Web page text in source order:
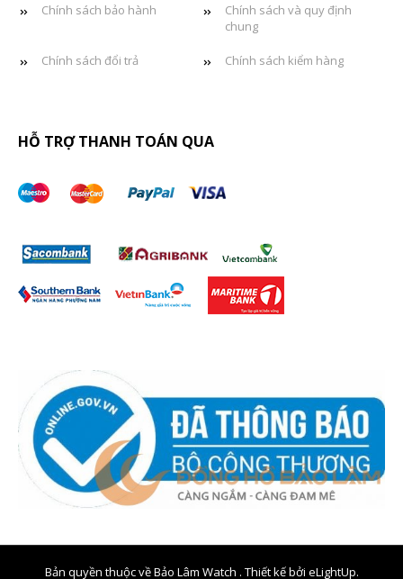
Chính sách bảo hành
Chính sách và quy định
chung
Chính sách đổi trả Chính sách kiểm hàng
HỖ TRỢ THANH TOÁN QUA
Bản quyền thuộc về Bảo Lâm Watch . Thiết kế bởi eLightUp.